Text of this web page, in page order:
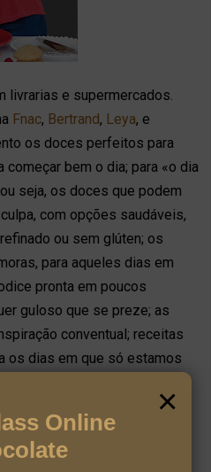
livrarias e supermercados.
Fnac, Bertrand, Leya, e
os doces perfeitos para
bem o dia; para «o dia
seja, os doces que podem
com opções saudáveis,
ou sem glúten; os
para aqueles dias em
pronta em poucos
guloso que se preze; as
conventual; receitas
os dias em que só estamos
chávena de chá a fumegar
para festas, para
×
Online